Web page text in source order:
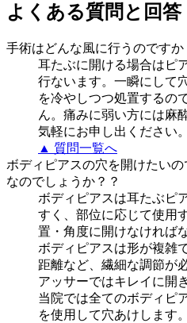
よくある質問と回答
手術はどんな風に行うのですか
耳たぶに開ける場合はピ
行ないます。一瞬にして
を冷やしつつ処置するの
ん。痛みに弱い方には麻
気軽にお申し出ください。
▲ 質問一覧へ
ボディピアスの穴を開けたい
なのでしょうか？？
ボディピアスは耳たぶピ
すく、部位に応じて使用
置・角度に開けなければ
ボディピアスは形が複雑
距離など、繊細な調節が
アッサーではキレイに開
当院では全てのボディピ
を使用して穴あけします